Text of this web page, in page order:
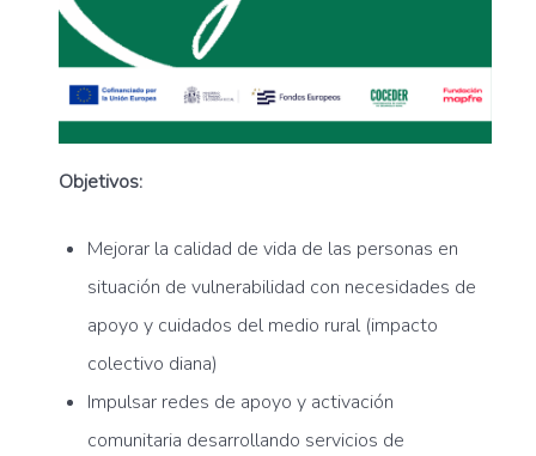
Objetivos:
Mejorar la calidad de vida de las personas en
situación de vulnerabilidad con necesidades de
apoyo y cuidados del medio rural (impacto
colectivo diana)
Impulsar redes de apoyo y activación
comunitaria desarrollando servicios de